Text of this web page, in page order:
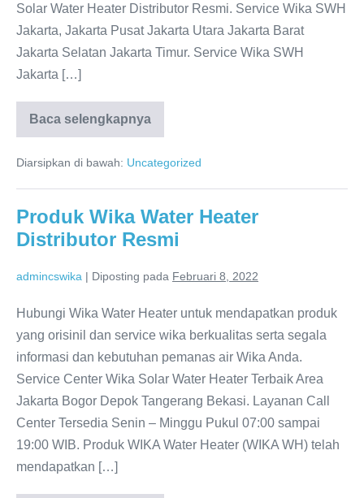
Solar Water Heater Distributor Resmi. Service Wika SWH
Jakarta, Jakarta Pusat Jakarta Utara Jakarta Barat
Jakarta Selatan Jakarta Timur. Service Wika SWH
Jakarta […]
Baca selengkapnya
Service
WIKA
Jakarta:
Heater
Dealer
Resmi
Diarsipkan di bawah: Uncategorized
Produk Wika Water Heater
Distributor Resmi
admincswika | Diposting pada Februari 8, 2022
Hubungi Wika Water Heater untuk mendapatkan produk
yang orisinil dan service wika berkualitas serta segala
informasi dan kebutuhan pemanas air Wika Anda.
Service Center Wika Solar Water Heater Terbaik Area
Jakarta Bogor Depok Tangerang Bekasi. Layanan Call
Center Tersedia Senin – Minggu Pukul 07:00 sampai
19:00 WIB. Produk WIKA Water Heater (WIKA WH) telah
mendapatkan […]